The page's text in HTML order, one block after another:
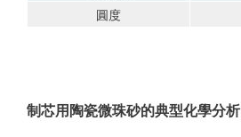
圓度
制芯用陶瓷微珠砂的典型化學分析